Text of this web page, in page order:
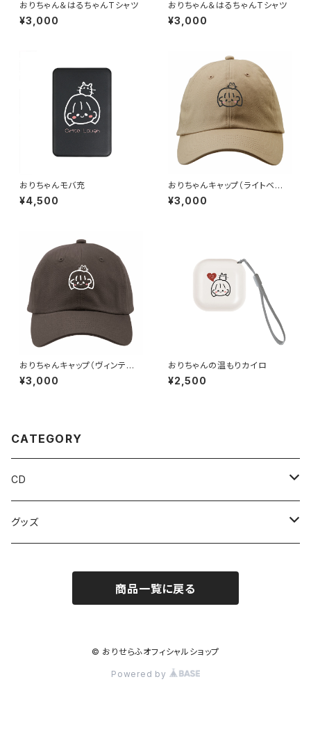
おりちゃん＆はるちゃんTシャツ
¥3,000
おりちゃん＆はるちゃんTシャツ
¥3,000
おりちゃんモバ充
¥4,500
おりちゃんキャップ（ライトベー
ジュ）
¥3,000
おりちゃんキャップ（ヴィンテー
ジブラック）
¥3,000
おりちゃんの温もりカイロ
¥2,500
CATEGORY
CD
シングル
グッズ
商品一覧に戻る
© おりせらふオフィシャルショップ
Powered by